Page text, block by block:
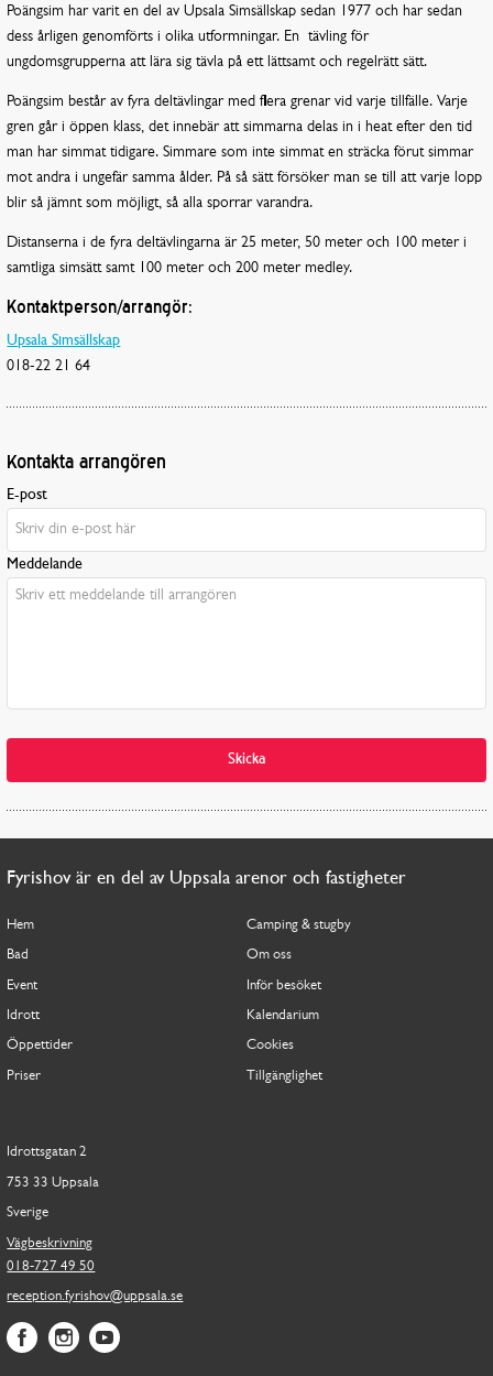
Poängsim har varit en del av Upsala Simsällskap sedan 1977 och har sedan
dess årligen genomförts i olika utformningar. En tävling för
ungdomsgrupperna att lära sig tävla på ett lättsamt och regelrätt sätt.
Poängsim består av fyra deltävlingar med flera grenar vid varje tillfälle. Varje
gren går i öppen klass, det innebär att simmarna delas in i heat efter den tid
man har simmat tidigare. Simmare som inte simmat en sträcka förut simmar
mot andra i ungefär samma ålder. På så sätt försöker man se till att varje lopp
blir så jämnt som möjligt, så alla sporrar varandra.
Distanserna i de fyra deltävlingarna är 25 meter, 50 meter och 100 meter i
samtliga simsätt samt 100 meter och 200 meter medley.
Kontaktperson/arrangör:
Upsala Simsällskap
018-22 21 64
Kontakta arrangören
E-post
Meddelande
Skicka
Fyrishov är en del av Uppsala arenor och fastigheter
Hem
Bad
Event
Idrott
Öppettider
Priser
Camping & stugby
Om oss
Inför besöket
Kalendarium
Cookies
Tillgänglighet
Idrottsgatan 2
753 33 Uppsala
Sverige
Vägbeskrivning
018-727 49 50
reception.fyrishov@uppsala.se